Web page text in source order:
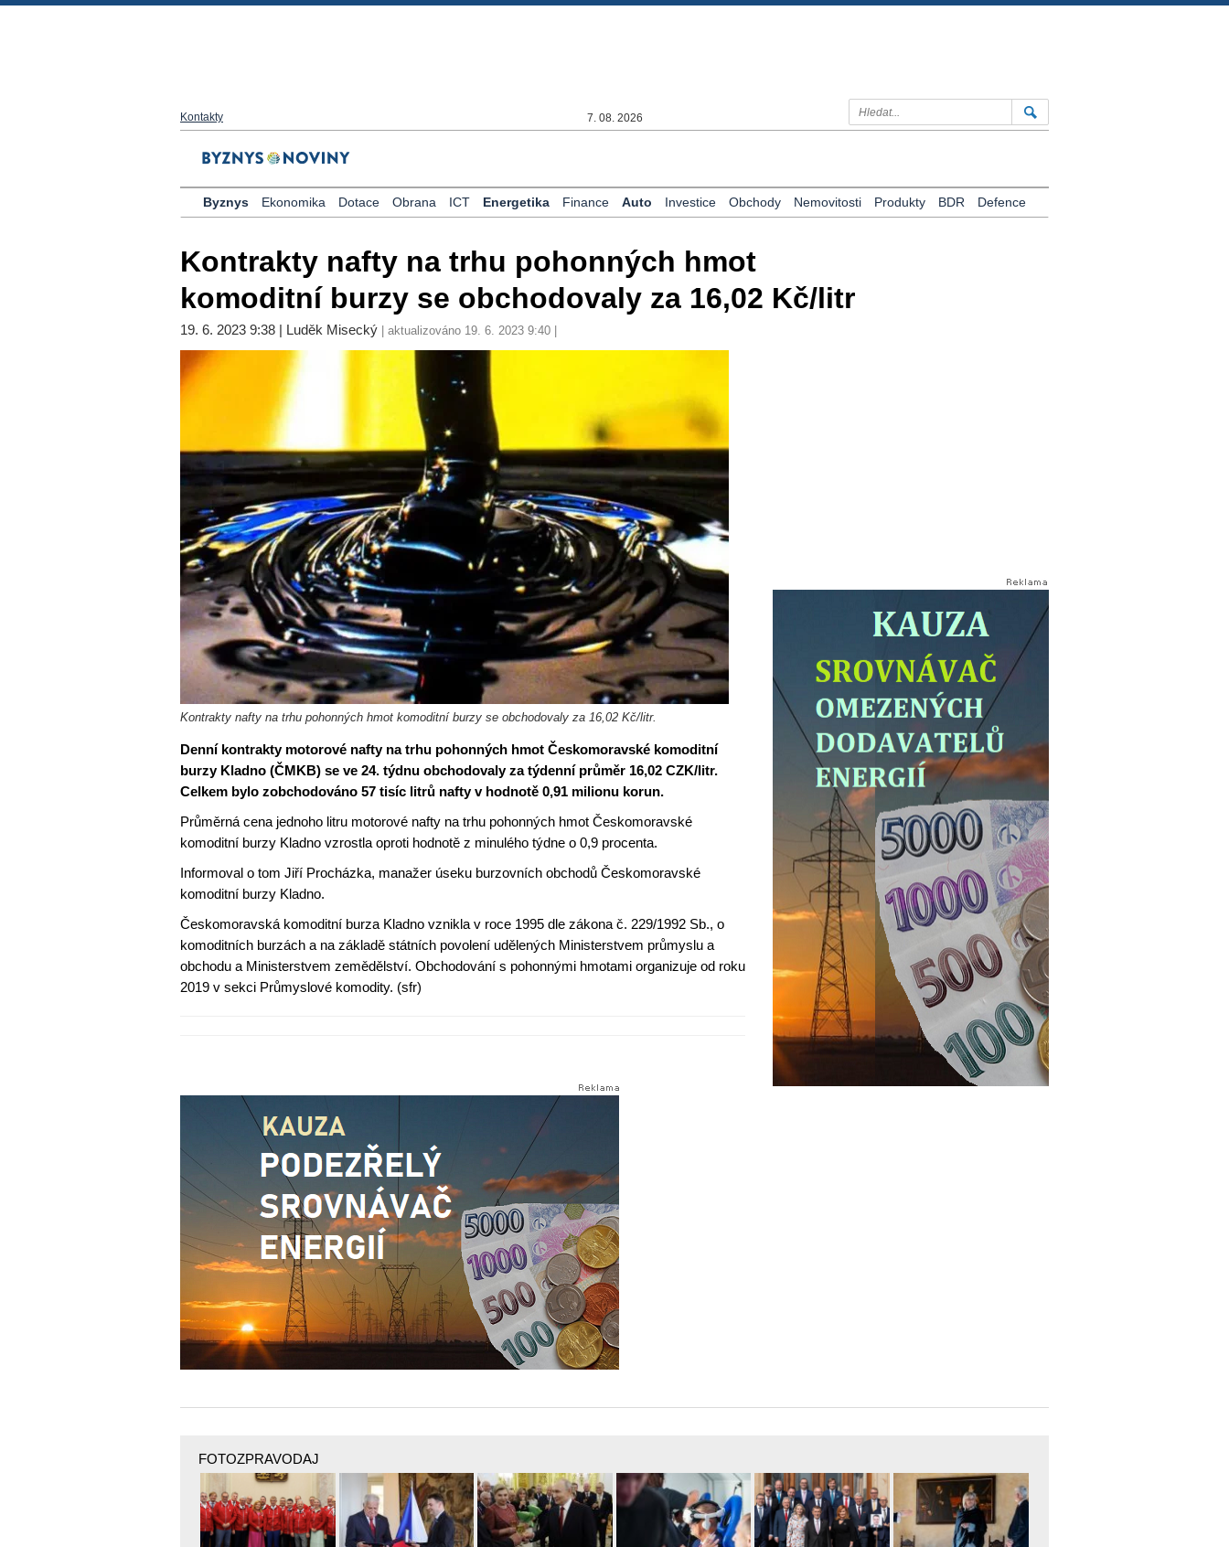
Kontakty 7. 08. 2026
Byznys Ekonomika Dotace Obrana ICT Energetika Finance Auto Investice Obchody Nemovitosti Produkty BDR Defence
Kontrakty nafty na trhu pohonných hmot
komoditní burzy se obchodovaly za 16,02 Kč/litr
19. 6. 2023 9:38 | Luděk Misecký | aktualizováno 19. 6. 2023 9:40 |
Kontrakty nafty na trhu pohonných hmot komoditní burzy se obchodovaly za 16,02 Kč/litr.
Denní kontrakty motorové nafty na trhu pohonných hmot Českomoravské komoditní
burzy Kladno (ČMKB) se ve 24. týdnu obchodovaly za týdenní průměr 16,02 CZK/litr.
Celkem bylo zobchodováno 57 tisíc litrů nafty v hodnotě 0,91 milionu korun.
Průměrná cena jednoho litru motorové nafty na trhu pohonných hmot Českomoravské
komoditní burzy Kladno vzrostla oproti hodnotě z minulého týdne o 0,9 procenta.
Informoval o tom Jiří Procházka, manažer úseku burzovních obchodů Českomoravské
komoditní burzy Kladno.
Českomoravská komoditní burza Kladno vznikla v roce 1995 dle zákona č. 229/1992 Sb., o
komoditních burzách a na základě státních povolení udělených Ministerstvem průmyslu a
obchodu a Ministerstvem zemědělství. Obchodování s pohonnými hmotami organizuje od roku
2019 v sekci Průmyslové komodity. (sfr)
FOTOZPRAVODAJ